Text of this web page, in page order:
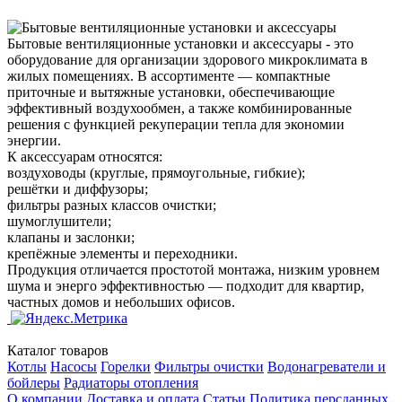
Бытовые вентиляционные установки и аксессуары - это
оборудование для организации здорового микроклимата в
жилых помещениях. В ассортименте — компактные
приточные и вытяжные установки, обеспечивающие
эффективный воздухообмен, а также комбинированные
решения с функцией рекуперации тепла для экономии
энергии.
К аксессуарам относятся:
воздуховоды (круглые, прямоугольные, гибкие);
решётки и диффузоры;
фильтры разных классов очистки;
шумоглушители;
клапаны и заслонки;
крепёжные элементы и переходники.
Продукция отличается простотой монтажа, низким уровнем
шума и энерго эффективностью — подходит для квартир,
частных домов и небольших офисов.
Каталог товаров
Котлы Насосы Горелки Фильтры очистки Водонагреватели и
бойлеры Радиаторы отопления
О компании Доставка и оплата Статьи Политика персданных